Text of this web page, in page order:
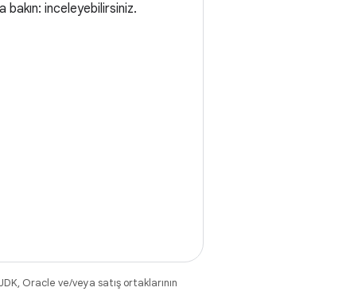
inceleyebilirsiniz.
Oracle ve/veya satış ortaklarının